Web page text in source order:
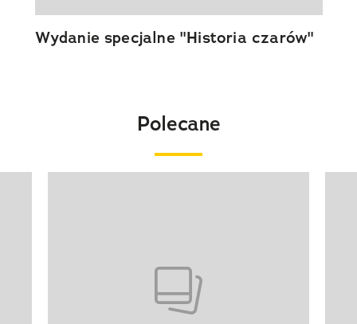
Wydanie specjalne "Historia czarów"
Polecane